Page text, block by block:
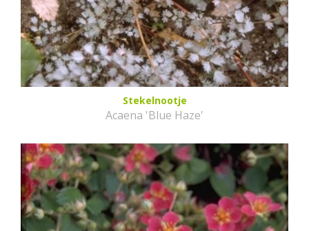
Stekelnootje
Acaena 'Blue Haze'